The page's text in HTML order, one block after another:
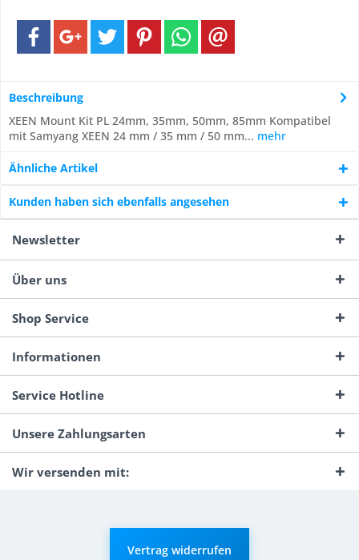
Beschreibung
XEEN Mount Kit PL 24mm, 35mm, 50mm, 85mm Kompatibel
mit Samyang XEEN 24 mm / 35 mm / 50 mm... mehr
Ähnliche Artikel
Kunden haben sich ebenfalls angesehen
Newsletter
Über uns
Shop Service
Informationen
Service Hotline
Unsere Zahlungsarten
Wir versenden mit:
Vertrag widerrufen